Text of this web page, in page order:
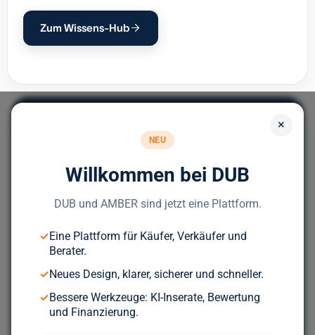
Zum Wissens-Hub
×
NEU
Willkommen bei DUB
DUB und AMBER sind jetzt eine Plattform.
✓Eine Plattform für Käufer, Verkäufer und
Berater.
✓Neues Design, klarer, sicherer und schneller.
✓Bessere Werkzeuge: KI-Inserate, Bewertung
und Finanzierung.
Unternehmensnachfolge.
Bereit für deinen nächsten Deal?
Durchsuche über 5.000 geprüfte Unternehmen aus ganz